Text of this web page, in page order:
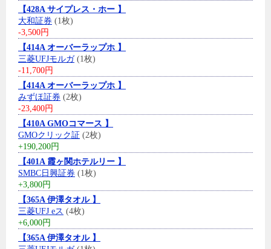
【428A サイプレス・ホー 】
大和証券 (1枚)
-3,500円
【414A オーバーラップホ 】
三菱UFJモルガ(1枚)
-11,700円
【414A オーバーラップホ 】
みずほ証券 (2枚)
-23,400円
【410A GMOコマース 】
GMOクリック証 (2枚)
+190,200円
【401A 霞ヶ関ホテルリー 】
SMBC日興証券 (1枚)
+3,800円
【365A 伊澤タオル 】
三菱UFJ eス (4枚)
+6,000円
【365A 伊澤タオル 】